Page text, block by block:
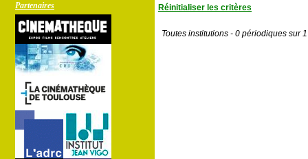
Partenaires
Réinitialiser les critères
Toutes institutions - 0 périodiques sur